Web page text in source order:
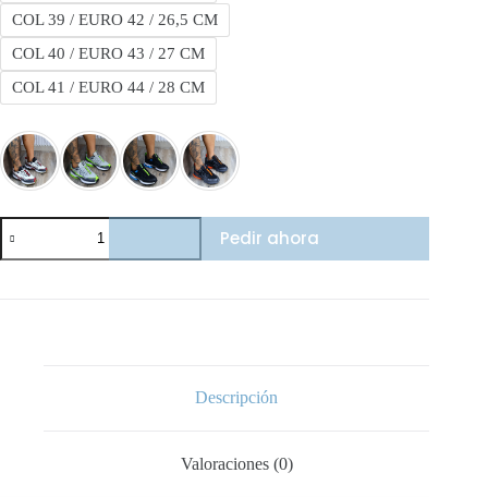
COL 39 / EURO 42 / 26,5 CM
COL 40 / EURO 43 / 27 CM
COL 41 / EURO 44 / 28 CM
Reebok
dnx
cantidad
Pedir ahora
Descripción
Valoraciones (0)